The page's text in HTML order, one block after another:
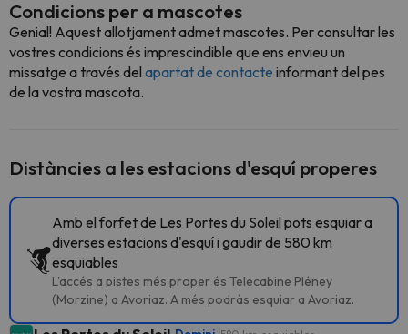
Condicions per a mascotes
Genial! Aquest allotjament admet mascotes. Per consultar les
vostres condicions és imprescindible que ens envieu un
missatge a través del apartat de contacte informant del pes
de la vostra mascota.
Distàncies a les estacions d'esquí properes
Amb el forfet de Les Portes du Soleil pots esquiar a
diverses estacions d'esquí i gaudir de 580 km
esquiables
L'accés a pistes més proper és Telecabine Pléney
(Morzine) a Avoriaz. A més podràs esquiar a Avoriaz.